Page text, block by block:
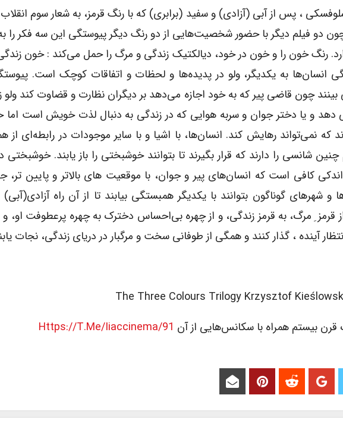
، پس از آبی (آزادی) و سفید (برابری) که با رنگ قرمز، به شعار سوم انقلاب
دو فیلم دیگر با حضور شخصیت‌هایی از دو رنگ دیگر پیوستگی این سه فکر را
رنگ خون را و خون در خود، دیالکتیک زندگی و مرگ را حمل می‌کند : خون
انسان‌ها به یکدیگر، ولو در پدیده‌ها و لحظات و اتفاقات کوچک است.
چون قاضی پیر که به خود اجازه می‌دهد بر دیگران نظارت و قضاوت کند ولو
دهد و یا دختر جوان و سربه هوایی که در زندگی به دنبال لذت خویش است
نمی‌تواند رهایش کند. انسان‌ها، با اشیا و با سایر موجودات در رابطه‌ای از
شانسی را دارند که قرار بگیرند تا بتوانند خوشبختی را باز یابند. خوشبختی
کافی است که انسان‌های پیر و جوان، با موقعیت های بالاتر و پایین تر،
و شهرهای گوناگون بتوانند با یکدیگر همبستگی بیابند تا از آن راه آزادی(آبی)
قرمز ِ مرگ، به قرمز زندگی، و از چهره بی‌احساس دخترک به چهره پرعطوفت او،
آینده ، گذار کنند و همگی از طوفانی سخت و مرگبار در دریای زندگی، نجات
The Three Colours Trilogy Krzysztof
قرن بیستم همراه با سکانس‌هایی از آن Https://t.me/iiaccinema/91